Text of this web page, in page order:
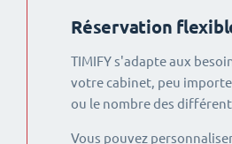
Réservation
TIMIFY s'adapte aux
votre cabinet, peu
ou le nombre des
Vous pouvez